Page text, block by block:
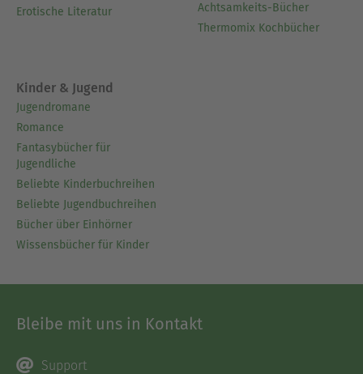
Erotische Literatur
Achtsamkeits-Bücher
Thermomix Kochbücher
Kinder & Jugend
Jugendromane
Romance
Fantasybücher für
Jugendliche
Beliebte Kinderbuchreihen
Beliebte Jugendbuchreihen
Bücher über Einhörner
Wissensbücher für Kinder
Bleibe mit uns in Kontakt
Support